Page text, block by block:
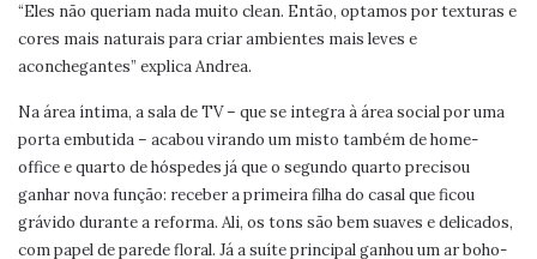
“Eles não queriam nada muito clean. Então, optamos por texturas e
cores mais naturais para criar ambientes mais leves e
aconchegantes” explica Andrea.
Na área íntima, a sala de TV – que se integra à área social por uma
porta embutida – acabou virando um misto também de home-
office e quarto de hóspedes já que o segundo quarto precisou
ganhar nova função: receber a primeira filha do casal que ficou
grávido durante a reforma. Ali, os tons são bem suaves e delicados,
com papel de parede floral. Já a suíte principal ganhou um ar boho-